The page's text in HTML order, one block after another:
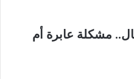
مشكلة عابرة أم